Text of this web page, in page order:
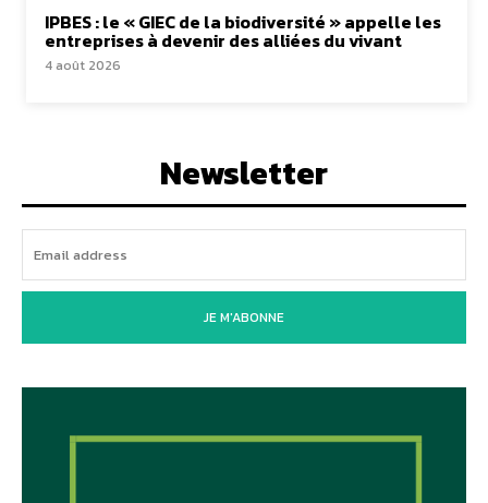
IPBES : le « GIEC de la biodiversité » appelle les
entreprises à devenir des alliées du vivant
4 août 2026
Newsletter
JE M'ABONNE